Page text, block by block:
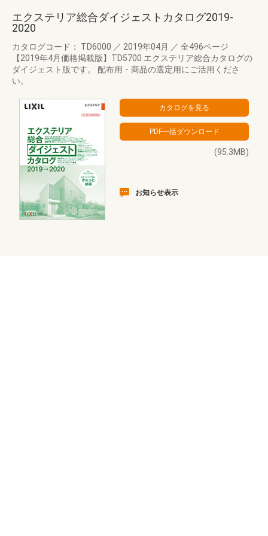
エクステリア総合ダイジェストカタログ2019-
2020
カタログコード： TD6000 ／ 2019年04月 ／ 全496ページ
【2019年4月価格掲載版】TD5700 エクステリア総合カタログの
ダイジェスト版です。 配布用・商品の選定用にご活用くださ
い。
(95.3MB)
お知らせ表示